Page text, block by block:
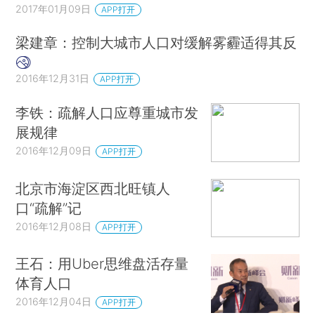
2017年01月09日 APP打开
梁建章：控制大城市人口对缓解雾霾适得其反
2016年12月31日 APP打开
李铁：疏解人口应尊重城市发
展规律
2016年12月09日 APP打开
北京市海淀区西北旺镇人
口“疏解”记
2016年12月08日 APP打开
王石：用Uber思维盘活存量
体育人口
2016年12月04日 APP打开